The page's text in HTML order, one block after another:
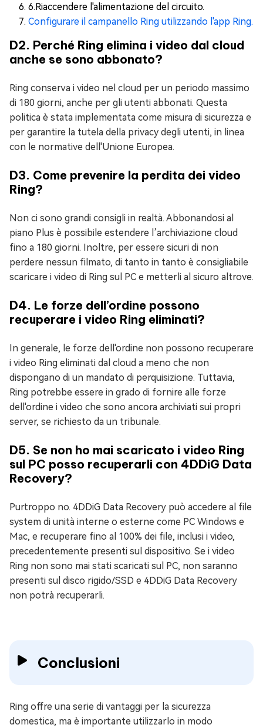
6.Riaccendere l'alimentazione del circuito.
Configurare il campanello Ring utilizzando l'app Ring.
D2. Perché Ring elimina i video dal cloud
anche se sono abbonato?
Ring conserva i video nel cloud per un periodo massimo
di 180 giorni, anche per gli utenti abbonati. Questa
politica è stata implementata come misura di sicurezza e
per garantire la tutela della privacy degli utenti, in linea
con le normative dell'Unione Europea.
D3. Come prevenire la perdita dei video
Ring?
Non ci sono grandi consigli in realtà. Abbonandosi al
piano Plus è possibile estendere l’archiviazione cloud
fino a 180 giorni. Inoltre, per essere sicuri di non
perdere nessun filmato, di tanto in tanto è consigliabile
scaricare i video di Ring sul PC e metterli al sicuro altrove.
D4. Le forze dell’ordine possono
recuperare i video Ring eliminati?
In generale, le forze dell'ordine non possono recuperare
i video Ring eliminati dal cloud a meno che non
dispongano di un mandato di perquisizione. Tuttavia,
Ring potrebbe essere in grado di fornire alle forze
dell'ordine i video che sono ancora archiviati sui propri
server, se richiesto da un tribunale.
D5. Se non ho mai scaricato i video Ring
sul PC posso recuperarli con 4DDiG Data
Recovery?
Purtroppo no. 4DDiG Data Recovery può accedere al file
system di unità interne o esterne come PC Windows e
Mac, e recuperare fino al 100% dei file, inclusi i video,
precedentemente presenti sul dispositivo. Se i video
Ring non sono mai stati scaricati sul PC, non saranno
presenti sul disco rigido/SSD e 4DDiG Data Recovery
non potrà recuperarli.
Conclusioni
Ring offre una serie di vantaggi per la sicurezza
domestica, ma è importante utilizzarlo in modo